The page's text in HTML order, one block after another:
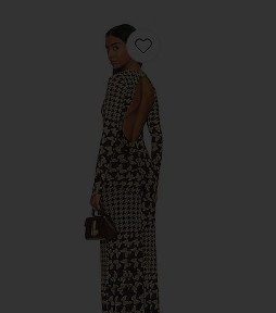
Favorite GILMA 원피스